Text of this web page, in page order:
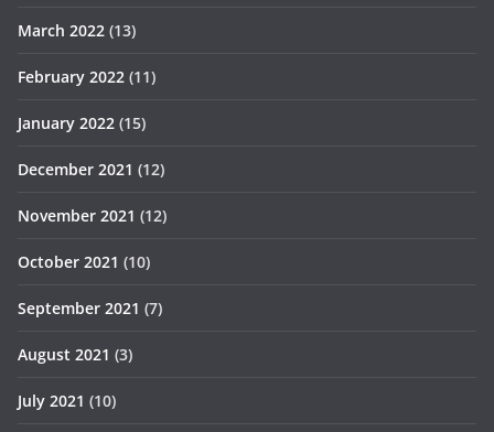
March 2022 (13)
February 2022 (11)
January 2022 (15)
December 2021 (12)
November 2021 (12)
October 2021 (10)
September 2021 (7)
August 2021 (3)
July 2021 (10)